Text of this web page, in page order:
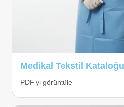
Medikal Tekstil Kataloğu
PDF’yi görüntüle